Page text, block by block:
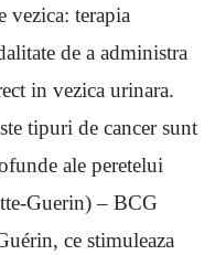
vezica: terapia
de a administra
in vezica urinara.
tipuri de cancer sunt
ale peretelui
Guerin) – BCG
ce stimuleaza